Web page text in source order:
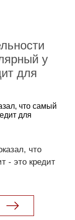
у
для
что самый
для
что
- это кредит